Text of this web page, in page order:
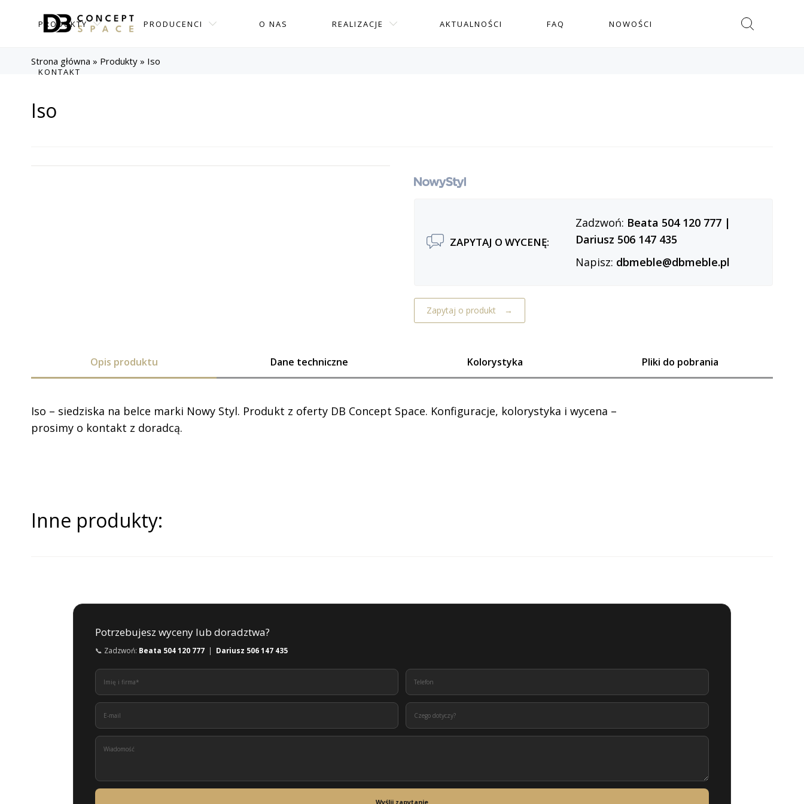
PRODUKTY PRODUCENCI O NAS REALIZACJE AKTUALNOŚCI FAQ NOWOŚCI
KONTAKT
Szukaj
Strona główna » Produkty » Iso
Iso
ZAPYTAJ O WYCENĘ:
Zadzwoń: Beata 504 120 777 |
Dariusz 506 147 435
Napisz: dbmeble@dbmeble.pl
Zapytaj o produkt
Opis produktu Dane techniczne Kolorystyka Pliki do pobrania
Iso – siedziska na belce marki Nowy Styl. Produkt z oferty DB Concept Space. Konfiguracje, kolorystyka i wycena –
prosimy o kontakt z doradcą.
Inne produkty:
Potrzebujesz wyceny lub doradztwa?
📞 Zadzwoń: Beata 504 120 777 | Dariusz 506 147 435
Wyślij zapytanie